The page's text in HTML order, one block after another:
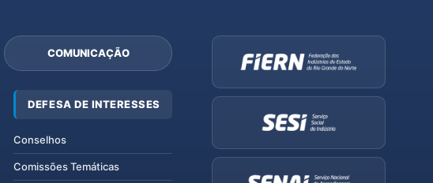
COMUNICAÇÃO
DEFESA DE INTERESSES
Conselhos
Comissões Temáticas